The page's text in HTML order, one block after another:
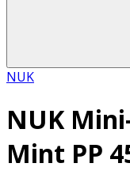
NUK
NUK
Mint PP